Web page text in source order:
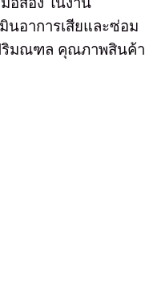
นอาการเสียและซ่อม
ปริมณฑล คุณภาพสินค้า